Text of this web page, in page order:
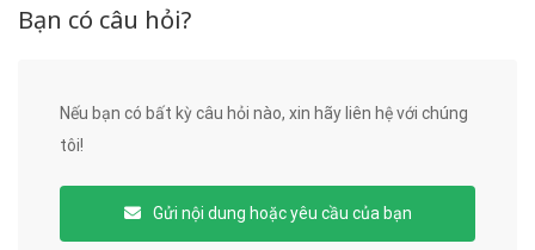
Bạn có câu hỏi?
Nếu bạn có bất kỳ câu hỏi nào, xin hãy liên hệ với chúng
tôi!
Gửi nội dung hoặc yêu cầu của bạn